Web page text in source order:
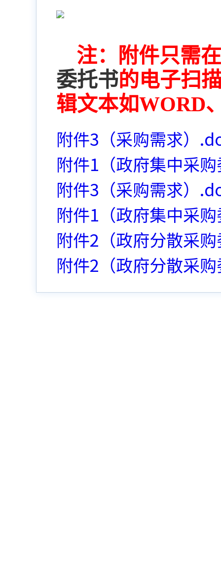
注：附件只需
委托书的电子扫
辑文本如WORD
附件3（采购需求）
附件1（政府集中采
附件3（采购需求）
附件1（政府集中采
附件2（政府分散采
附件2（政府分散采